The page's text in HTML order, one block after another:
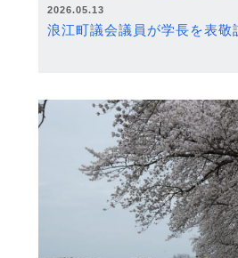
2026.05.13
浪江町議会議員が学長を表敬